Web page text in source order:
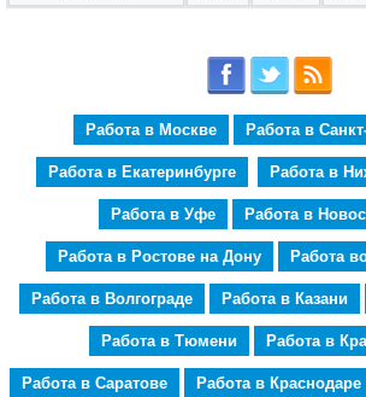
Работа в Москве Работа в
Работа в Екатеринбурге Работа в
Работа в Уфе Работа в
Работа в Ростове на Дону Работа
Работа в Волгограде Работа в Казани
Работа в Тюмени Работа в
Работа в Саратове Работа в Краснодаре